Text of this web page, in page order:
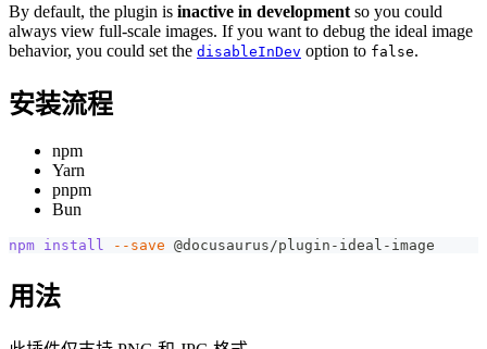
By default, the plugin is inactive in development so you could
always view full-scale images. If you want to debug the ideal image
behavior, you could set the disableInDev option to false.
安装流程
npm
Yarn
pnpm
Bun
npm install --save @docusaurus/plugin-ideal-image
用法